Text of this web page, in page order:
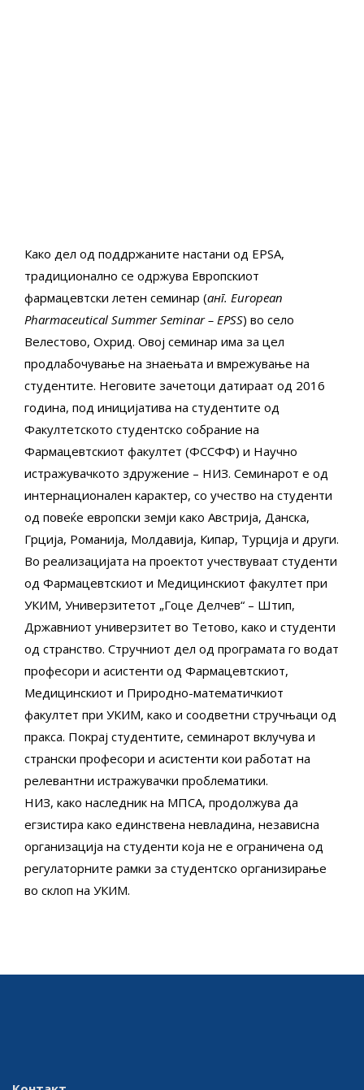
Како дел од поддржаните настани од EPSA,
традиционално се одржува Европскиот
фармацевтски летен семинар (анг. European
Pharmaceutical Summer Seminar – EPSS) во село
Велестово, Охрид. Овој семинар има за цел
продлабочување на знаењата и вмрежување на
студентите. Неговите зачетоци датираат од 2016
година, под иницијатива на студентите од
Факултетското студентско собрание на
Фармацевтскиот факултет (ФССФФ) и Научно
истражувачкото здружение – НИЗ. Семинарот е од
интернационален карактер, со учество на студенти
од повеќе европски земји како Австрија, Данска,
Грција, Романија, Молдавија, Кипар, Турција и други.
Во реализацијата на проектот учествуваат студенти
од Фармацевтскиот и Медицинскиот факултет при
УКИМ, Универзитетот „Гоце Делчев“ – Штип,
Државниот универзитет во Тетово, како и студенти
од странство. Стручниот дел од програмата го водат
професори и асистенти од Фармацевтскиот,
Медицинскиот и Природно-математичкиот
факултет при УКИМ, како и соодветни стручњаци од
пракса. Покрај студентите, семинарот вклучува и
странски професори и асистенти кои работат на
релевантни истражувачки проблематики.
НИЗ, како наследник на МПСА, продолжува да
егзистира како единствена невладина, независна
организација на студенти која не е ограничена од
регулаторните рамки за студентско организирање
во склоп на УКИМ.